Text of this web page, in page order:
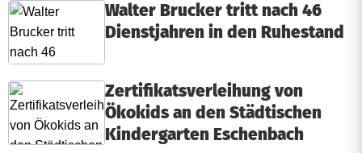
Walter Brucker tritt nach 46
Dienstjahren in den Ruhestand
Zertifikatsverleihung von
Ökokids an den Städtischen
Kindergarten Eschenbach